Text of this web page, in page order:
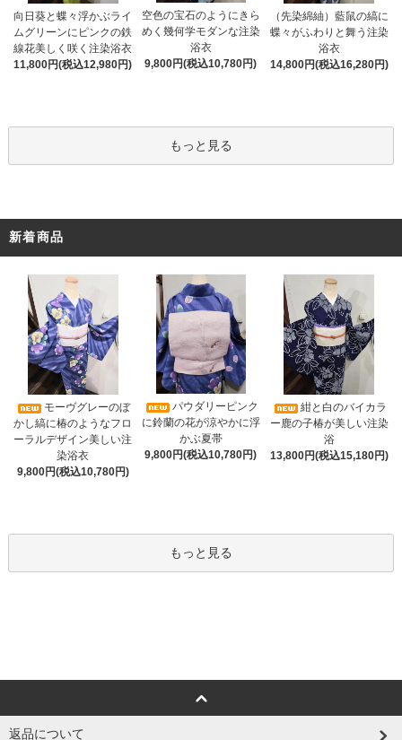
向日葵と蝶々浮かぶライ
ムグリーンにピンクの鉄
線花美しく咲く注染浴衣
11,800円(税込12,980円)
空色の宝石のようにきら
めく幾何学モダンな注染
浴衣
9,800円(税込10,780円)
（先染綿紬）藍鼠の縞に
蝶々がふわりと舞う注染
浴衣
14,800円(税込16,280円)
もっと見る
新着商品
モーヴグレーのぼ
かし縞に椿のようなフロ
ーラルデザイン美しい注
染浴衣
9,800円(税込10,780円)
パウダリーピンク
に鈴蘭の花が涼やかに浮
かぶ夏帯
9,800円(税込10,780円)
紺と白のバイカラ
ー鹿の子椿が美しい注染
浴
13,800円(税込15,180円)
もっと見る
返品について